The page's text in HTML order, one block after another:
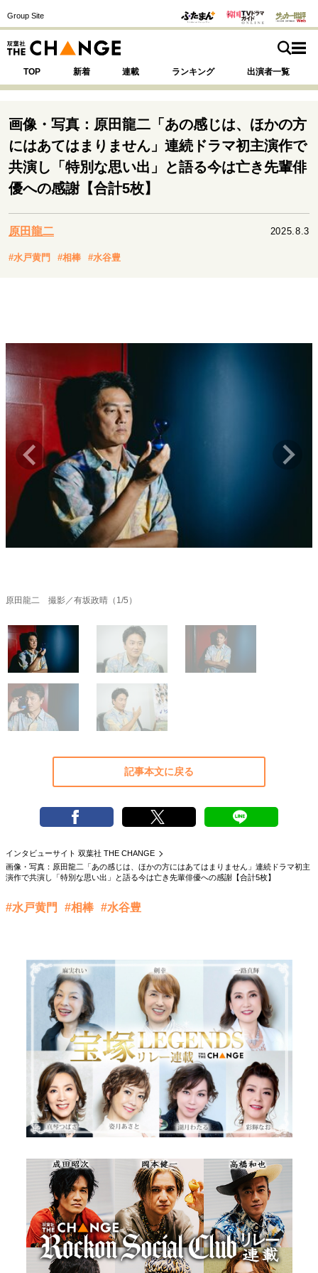
Group Site
TOP 新着 連載 ランキング 出演者一覧
SPECIAL 注目の記事テーマで探す
運命を変えた出会い
挫折からの再起
未知への挑戦
プロフェッショナルの矜持
夢を掴む選択
経営・ビジネス
リーダーの流儀 変革の原動力
トップが描く未来
マインドセット
ライフスタイル・生き方
40代からの景色 50代のリアル
美しさの哲学
パートナーとの歩み方
親になるということ
病が教えてくれたこと
移住という選択
熱狂できるもの
一生モノの愛用品
私を彩るエッセンス
60代のネクストステージ
地域とつながる/お金との付き合い方
画像・写真：原田龍二「あの感じは、ほかの方
にはあてはまりません」連続ドラマ初主演作で
共演し「特別な思い出」と語る今は亡き先輩俳
優への感謝【合計5枚】
原田龍二 2025.8.3
#水戸黄門 #相棒 #水谷豊
原田龍二 撮影／有坂政晴（1/5）
記事本文に戻る
インタビューサイト 双葉社 THE CHANGE
画像・写真：原田龍二「あの感じは、ほかの方にはあてはまりません」連続ドラマ初主
演作で共演し「特別な思い出」と語る今は亡き先輩俳優への感謝【合計5枚】
#水戸黄門 #相棒 #水谷豊